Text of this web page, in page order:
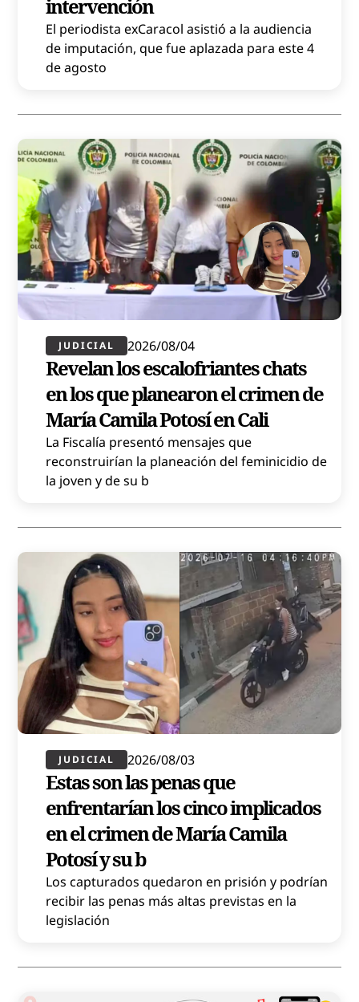
intervención
El periodista exCaracol asistió a la audiencia
de imputación, que fue aplazada para este 4
de agosto
JUDICIAL 2026/08/04
Revelan los escalofriantes chats
en los que planearon el crimen de
María Camila Potosí en Cali
La Fiscalía presentó mensajes que
reconstruirían la planeación del feminicidio de
la joven y de su b
JUDICIAL 2026/08/03
Estas son las penas que
enfrentarían los cinco implicados
en el crimen de María Camila
Potosí y su b
Los capturados quedaron en prisión y podrían
recibir las penas más altas previstas en la
legislación